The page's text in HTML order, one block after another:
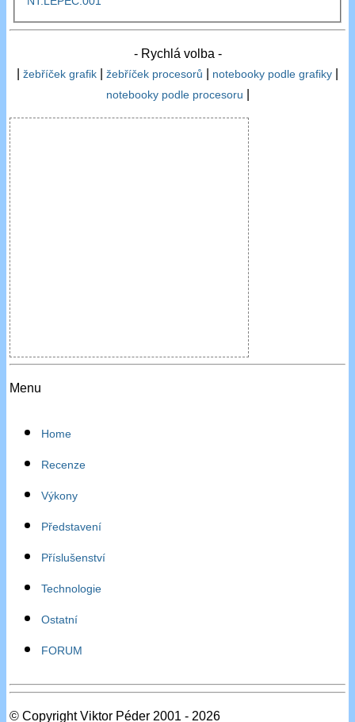
- Rychlá volba -
žebříček grafik žebříček procesorů notebooky podle grafiky
notebooky podle procesoru
Menu
Home
Recenze
Výkony
Představení
Příslušenství
Technologie
Ostatní
FORUM
© Copyright Viktor Péder 2001 - 2026